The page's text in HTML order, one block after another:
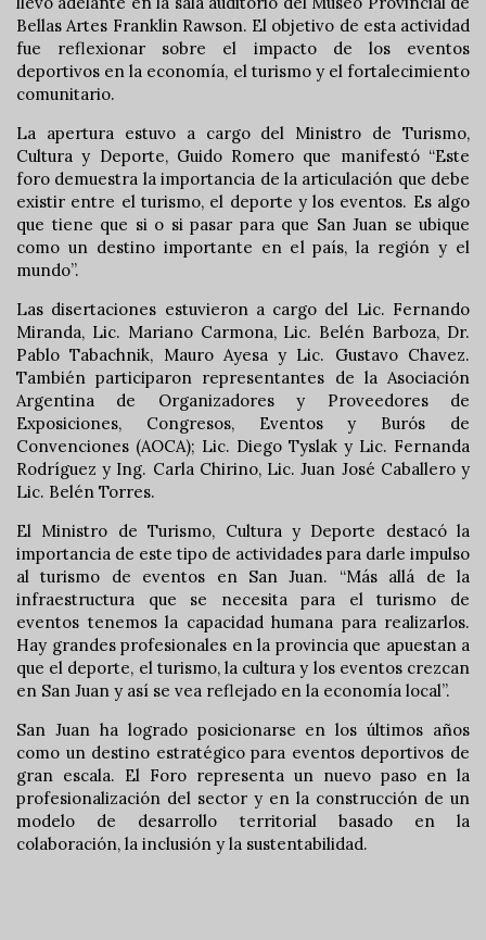
Bellas Artes Franklin Rawson. El objetivo de esta actividad
fue reflexionar sobre el impacto de los eventos
deportivos en la economía, el turismo y el fortalecimiento
comunitario.
La apertura estuvo a cargo del Ministro de Turismo,
Cultura y Deporte, Guido Romero que manifestó “Este
foro demuestra la importancia de la articulación que debe
existir entre el turismo, el deporte y los eventos. Es algo
que tiene que si o si pasar para que San Juan se ubique
como un destino importante en el país, la región y el
mundo”.
Las disertaciones estuvieron a cargo del Lic. Fernando
Miranda, Lic. Mariano Carmona, Lic. Belén Barboza, Dr.
Pablo Tabachnik, Mauro Ayesa y Lic. Gustavo Chavez.
También participaron representantes de la Asociación
Argentina de Organizadores y Proveedores de
Exposiciones, Congresos, Eventos y Burós de
Convenciones (AOCA); Lic. Diego Tyslak y Lic. Fernanda
Rodríguez y Ing. Carla Chirino, Lic. Juan José Caballero y
Lic. Belén Torres.
El Ministro de Turismo, Cultura y Deporte destacó la
importancia de este tipo de actividades para darle impulso
al turismo de eventos en San Juan. “Más allá de la
infraestructura que se necesita para el turismo de
eventos tenemos la capacidad humana para realizarlos.
Hay grandes profesionales en la provincia que apuestan a
que el deporte, el turismo, la cultura y los eventos crezcan
en San Juan y así se vea reflejado en la economía local”.
San Juan ha logrado posicionarse en los últimos años
como un destino estratégico para eventos deportivos de
gran escala. El Foro representa un nuevo paso en la
profesionalización del sector y en la construcción de un
modelo de desarrollo territorial basado en la
colaboración, la inclusión y la sustentabilidad.